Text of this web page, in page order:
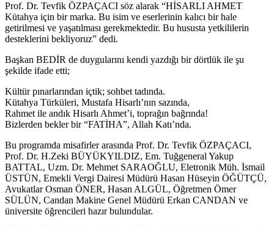
Prof. Dr. Tevfik ÖZPAÇACI söz alarak “HİSARLI AHMET
Kütahya için bir marka. Bu isim ve eserlerinin kalıcı bir hale
getirilmesi ve yaşatılması gerekmektedir. Bu hususta yetkililerin
desteklerini bekliyoruz” dedi.
Başkan BEDİR de duygularını kendi yazdığı bir dörtlük ile şu
şekilde ifade etti;
Kültür pınarlarından içtik; sohbet tadında.
Kütahya Türküleri, Mustafa Hisarlı’nın sazında,
Rahmet ile andık Hisarlı Ahmet’i, toprağın bağrında!
Bizlerden bekler bir “FATİHA”, Allah Katı’nda.
Bu programda misafirler arasında Prof. Dr. Tevfik ÖZPAÇACI,
Prof. Dr. H.Zeki BÜYÜKYILDIZ, Em. Tuğgeneral Yakup
BATTAL, Uzm. Dr. Mehmet SARAOĞLU, Eletronik Müh. İsmail
ÜSTÜN, Emekli Vergi Dairesi Müdürü Hasan Hüseyin ÖĞÜTÇÜ,
Avukatlar Osman ÖNER, Hasan ALGÜL, Öğretmen Ömer
SÜLÜN, Candan Makine Genel Müdürü Erkan CANDAN ve
üniversite öğrencileri hazır bulundular.